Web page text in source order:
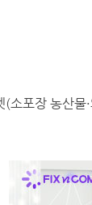
소포장 농산물